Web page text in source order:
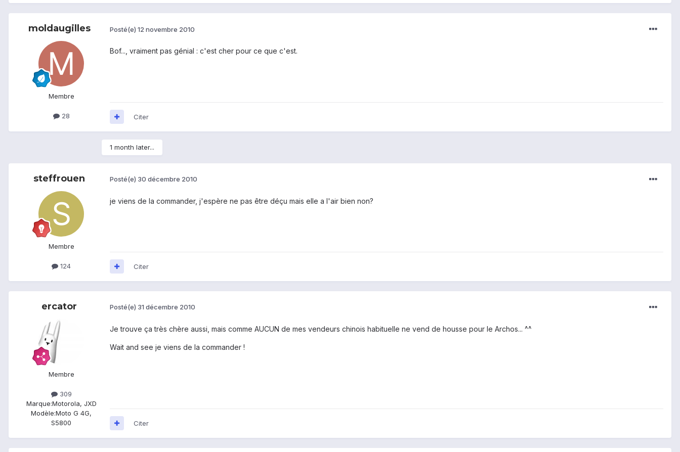
moldaugilles
Membre
28
Posté(e) 12 novembre 2010
Bof..., vraiment pas génial : c'est cher pour ce que c'est.
Citer
1 month later...
steffrouen
Membre
124
Posté(e) 30 décembre 2010
je viens de la commander, j'espère ne pas être déçu mais elle a l'air bien non?
Citer
ercator
Membre
309
Marque:Motorola, JXD
Modèle:Moto G 4G,
S5800
Posté(e) 31 décembre 2010
Je trouve ça très chère aussi, mais comme AUCUN de mes vendeurs chinois habituelle ne vend de housse pour le Archos... ^^
Wait and see je viens de la commander !
Citer